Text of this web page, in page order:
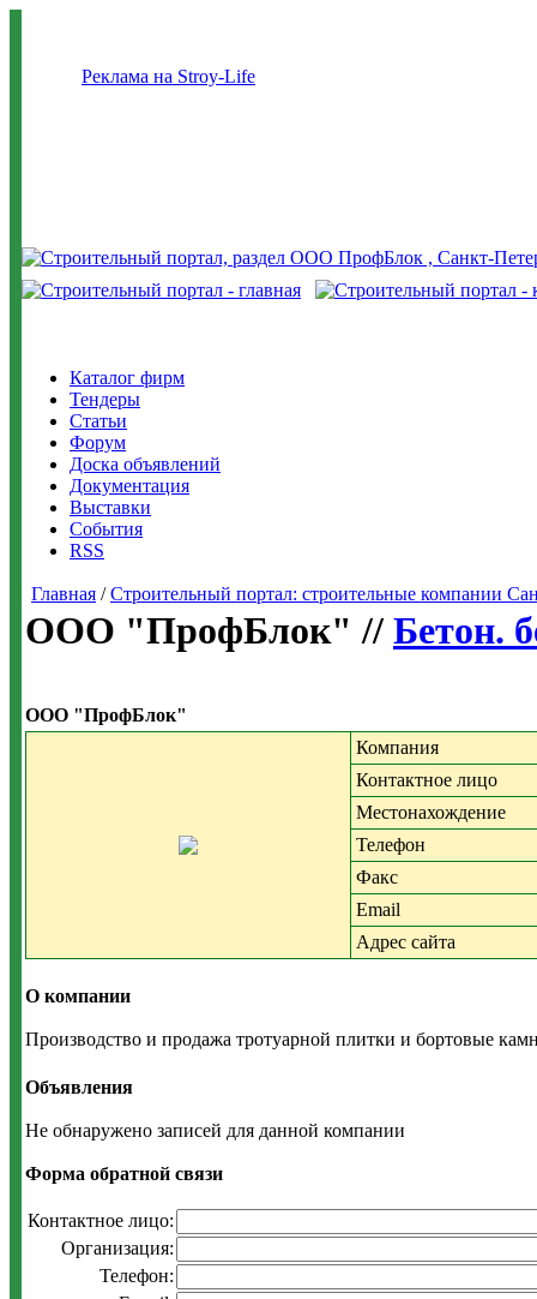
Реклама на Stroy-Life
Каталог фирм
Тендеры
Статьи
Форум
Доска объявлений
Документация
Выставки
События
RSS
Главная /Строительный портал: строительные компании
ООО "ПрофБлок" // Бетон.
ООО "ПрофБлок"
Компания
Контактное лицо
Местонахождение
Телефон
Факс
Email
Адрес сайта
О компании
Производство и продажа тротуарной плитки и бортовые
Объявления
Не обнаружено записей для данной компании
Форма обратной связи
Контактное лицо:
Организация:
Телефон: